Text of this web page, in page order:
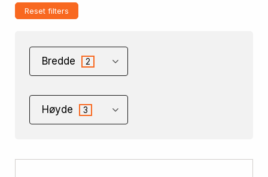
Reset filters
Bredde 2
Høyde 3